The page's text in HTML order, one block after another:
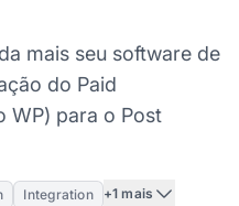
mais seu software de
do Paid
WP) para o Post
Integration +1 mais